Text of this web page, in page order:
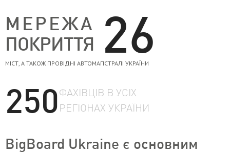
МЕРЕЖА
ПОКРИТТЯ 26
МІСТ, А ТАКОЖ ПРОВІДНІ АВТОМАГІСТРАЛІ УКРАЇНИ
250ФАХІВЦІВ В УСІХ
РЕГІОНАХ УКРАЇНИ
BigBoard Ukraine є основним